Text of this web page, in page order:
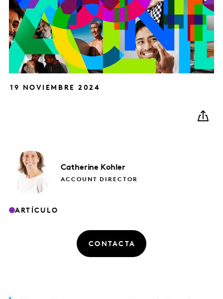
19 NOVIEMBRE 2024
Catherine Kohler
ACCOUNT DIRECTOR
ARTÍCULO
CONTACTA